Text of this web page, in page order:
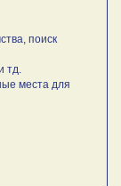
поиск
тд.
места для